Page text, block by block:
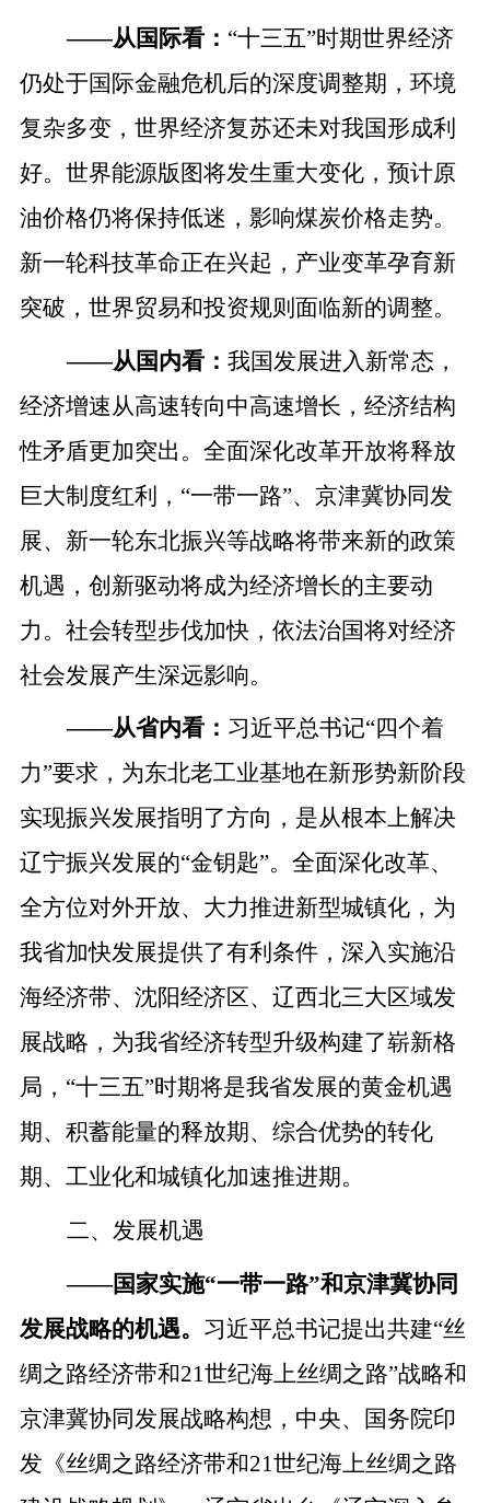
——从国际看： “十三五”时期世界经济
仍处于国际金融危机后的深度调整期，环境
复杂多变，世界经济复苏还未对我国形成利
好。世界能源版图将发生重大变化，预计原
油价格仍将保持低迷，影响煤炭价格走势。
新一轮科技革命正在兴起，产业变革孕育新
突破，世界贸易和投资规则面临新的调整。
——从国内看： 我国发展进入新常态，
经济增速从高速转向中高速增长，经济结构
性矛盾更加突出。全面深化改革开放将释放
巨大制度红利， “一带一路”、京津冀协同发
展、新一轮东北振兴等战略将带来新的政策
机遇，创新驱动将成为经济增长的主要动
力。社会转型步伐加快，依法治国将对经济
社会发展产生深远影响。
——从省内看： 习近平总书记“四个着
力”要求，为东北老工业基地在新形势新阶段
实现振兴发展指明了方向，是从根本上解决
辽宁振兴发展的“金钥匙”。 全面深化改革、
全方位对外开放、大力推进新型城镇化，为
我省加快发展提供了有利条件，深入实施沿
海经济带、沈阳经济区、辽西北三大区域发
展战略，为我省经济转型升级构建了崭新格
局， “十三五”时期将是我省发展的黄金机遇
期、积蓄能量的释放期、综合优势的转化
期、工业化和城镇化加速推进期。
二、发展机遇
——国家实施“一带一路”和京津冀协同
发展战略的机遇。 习近平总书记提出共建“丝
绸之路经济带和21世纪海上丝绸之路”战略和
京津冀协同发展战略构想，中央、国务院印
发《丝绸之路经济带和21世纪海上丝绸之路